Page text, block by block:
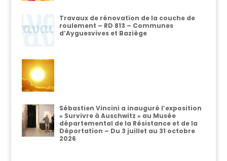
Travaux de rénovation de la couche de
roulement – RD 813 – Communes
d’Ayguesvives et Baziège
Sébastien Vincini a inauguré l’exposition
« Survivre à Auschwitz » au Musée
départemental de la Résistance et de la
Déportation – Du 3 juillet au 31 octobre
2026